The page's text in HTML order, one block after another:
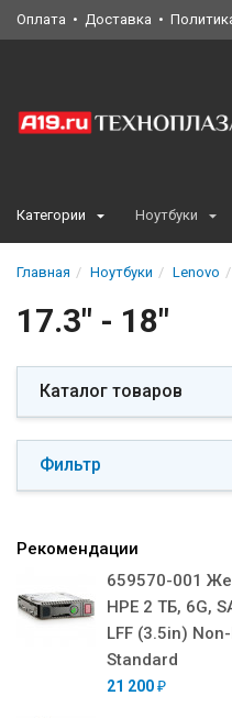
Оплата Доставка
Категории Ноутбуки
Главная Ноутбуки Lenovo
17.3" - 18"
Каталог товаров
Фильтр
Рекомендации
659570-001
HPE 2 ТБ, 6G,
LFF (3.5in)
Standard
21 200 ₽